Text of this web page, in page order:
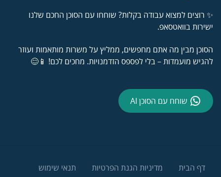
✨ רוצים למצוא עבודה בקלות? שוחחו עם הסוכן החכם שלנו
ישירות בוואטסאפ.
הסוכן מבין מה אתם מחפשים, ממליץ על משרות מותאמות ועוזר
להגיש מועמדות – בלי לפספס הזדמנויות. מחכים לכם! 📱😊
שוחח עם הסוכן AI
דף הבית מדיניות הגנת הפרטיות תנאי שימוש